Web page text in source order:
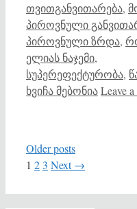
თვითგანვითარება,
პიროვნული
პიროვნული ზრდა,
ელიას ნაჯემი,
სუპერეფექტურობა,
ხვიჩა მებონიაLeave
Older posts
Page
1 Page
2 Page
3 Next→